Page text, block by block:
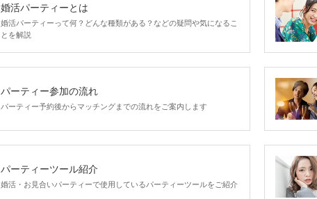
婚活パーティーとは
婚活パーティーって何？どんな種類がある？などの疑問や気になるこ
とを解説
パーティー参加の流れ
パーティー予約後からマッチングまでの流れをご案内します
パーティーツール紹介
婚活・お見合いパーティーで使用しているパーティーツールをご紹介